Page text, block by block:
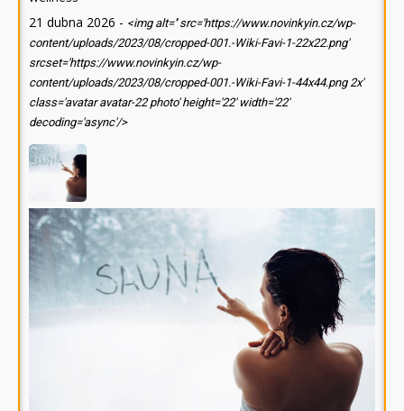
21 dubna 2026 - <img alt='' src='https://www.novinkyin.cz/wp-
content/uploads/2023/08/cropped-001.-Wiki-Favi-1-22x22.png'
srcset='https://www.novinkyin.cz/wp-
content/uploads/2023/08/cropped-001.-Wiki-Favi-1-44x44.png 2x'
class='avatar avatar-22 photo' height='22' width='22'
decoding='async'/>